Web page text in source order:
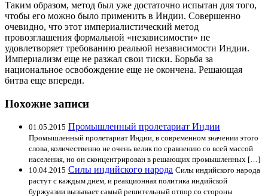
Таким образом, метод был уже достаточно испытан для того,
чтобы его можно было применить в Индии. Совершенно
очевидно, что этот империалистический метод
провозглашения формальной «независимости» не
удовлетворяет требованию реальюй независимости Индии.
Империализм еще не разжал свои тиски. Борьба за
национальное освобождение еще не окончена. Решающая
битва еще впереди.
Похожие записи
01.05.2015 Промышленный пролетариат Индии
Промышленный пролетариат Индии, в современном значении этого
слова, количественно не очень велик по сравнению со всей массой
населения, но он сконцентрирован в решающих промышленных […]
10.04.2015 Силы индийского народа Силы индийского народа
растут с каждым днем, и реакционная политика индийской
буржуазии вызывает самый решительный отпор со стороны